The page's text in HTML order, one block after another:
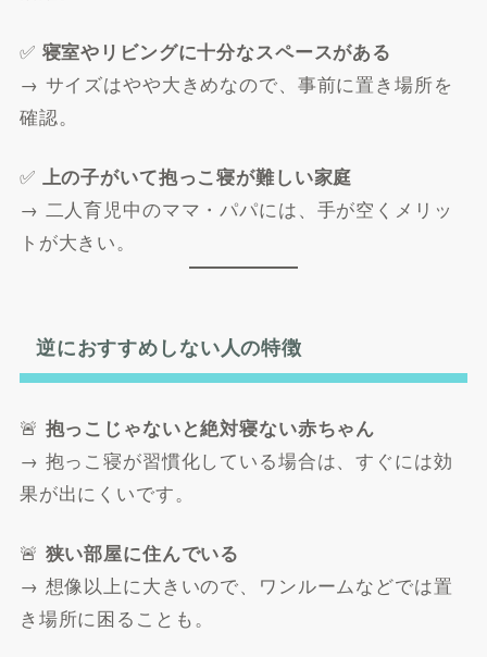
✅ 寝室やリビングに十分なスペースがある
→ サイズはやや大きめなので、事前に置き場所を
確認。
✅ 上の子がいて抱っこ寝が難しい家庭
→ 二人育児中のママ・パパには、手が空くメリッ
トが大きい。
逆におすすめしない人の特徴
🚨 抱っこじゃないと絶対寝ない赤ちゃん
→ 抱っこ寝が習慣化している場合は、すぐには効
果が出にくいです。
🚨 狭い部屋に住んでいる
→ 想像以上に大きいので、ワンルームなどでは置
き場所に困ることも。